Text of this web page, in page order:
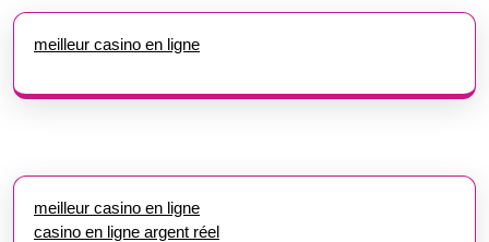
meilleur casino en ligne
meilleur casino en ligne
casino en ligne argent réel